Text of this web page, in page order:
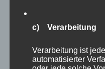
mehr erreicht – wie
Schwerpunkte
Wir glauben, dass
c) Verarbeitung
Verarbeitung ist
automatisierter